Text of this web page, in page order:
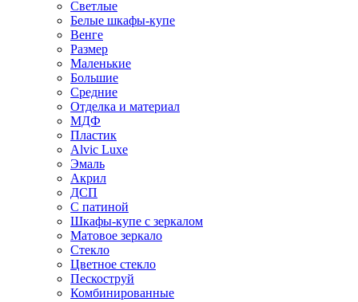
Светлые
Белые шкафы-купе
Венге
Размер
Маленькие
Большие
Средние
Отделка и материал
МДФ
Пластик
Alvic Luxe
Эмаль
Акрил
ДСП
С патиной
Шкафы-купе с зеркалом
Матовое зеркало
Стекло
Цветное стекло
Пескоструй
Комбинированные